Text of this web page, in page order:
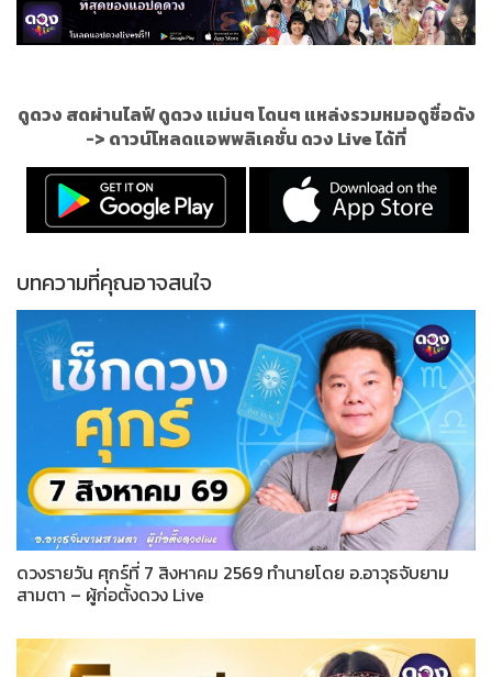
ดูดวง สดผ่านไลฟ์ ดูดวง แม่นๆ โดนๆ แหล่งรวมหมอดูชื่อดัง
-> ดาวน์โหลดแอพพลิเคชั่น ดวง Live ได้ที่
บทความที่คุณอาจสนใจ
ดวงรายวัน ศุกร์ที่ 7 สิงหาคม 2569 ทำนายโดย อ.อาวุธจับยาม
สามตา – ผู้ก่อตั้งดวง Live